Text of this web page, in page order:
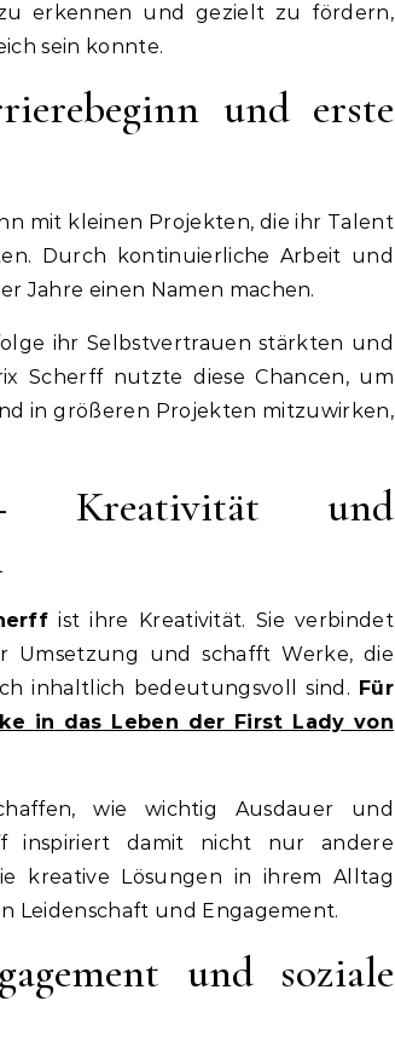
erkennen und gezielt zu fördern,
sein konnte.
und erste
mit kleinen Projekten, die ihr Talent
Durch kontinuierliche Arbeit und
Jahre einen Namen machen.
ihr Selbstvertrauen stärkten und
Scherff nutzte diese Chancen, um
in größeren Projekten mitzuwirken,
Kreativität und
ist ihre Kreativität. Sie verbindet
Umsetzung und schafft Werke, die
inhaltlich bedeutungsvoll sind. Für
in das Leben der First Lady von
wie wichtig Ausdauer und
inspiriert damit nicht nur andere
kreative Lösungen in ihrem Alltag
Leidenschaft und Engagement.
und soziale